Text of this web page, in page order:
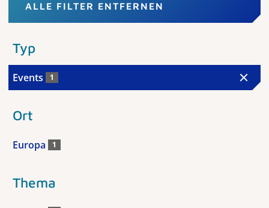
ALLE FILTER ENTFERNEN
Typ
Events 1
Ort
Europa 1
Thema